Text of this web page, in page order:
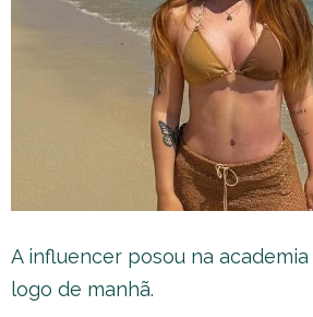
A influencer posou na academia
logo de manhã.